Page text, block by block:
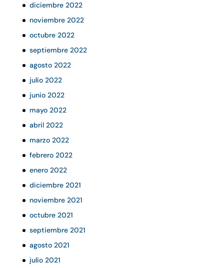
diciembre 2022
noviembre 2022
octubre 2022
septiembre 2022
agosto 2022
julio 2022
junio 2022
mayo 2022
abril 2022
marzo 2022
febrero 2022
enero 2022
diciembre 2021
noviembre 2021
octubre 2021
septiembre 2021
agosto 2021
julio 2021